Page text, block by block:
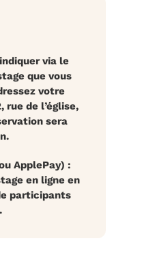
via le
que vous
votre
rue de l’église,
sera
ApplePay) :
en ligne en
participants